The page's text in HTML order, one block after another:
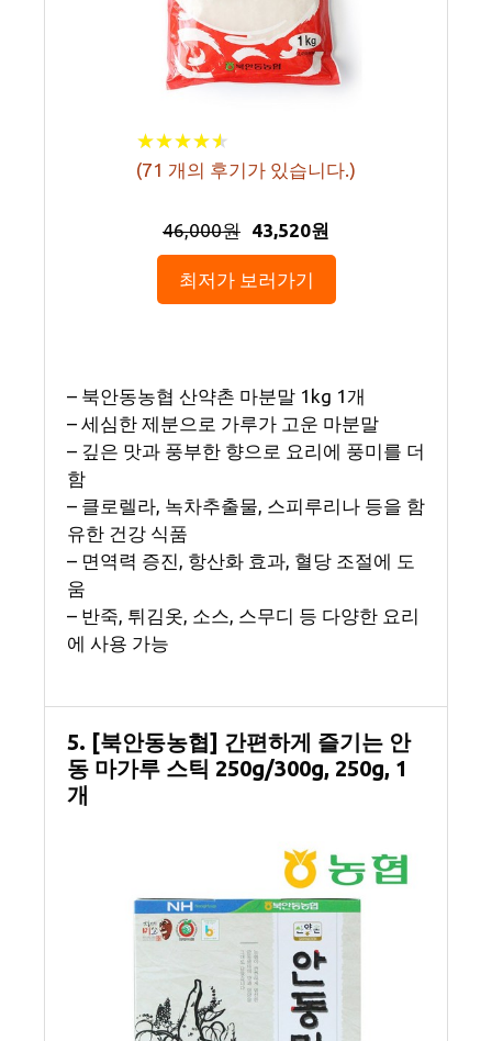
★★★★★
★★★★★
(71 개의 후기가 있습니다.)
46,000원 43,520원
최저가 보러가기
– 북안동농협 산약촌 마분말 1kg 1개
– 세심한 제분으로 가루가 고운 마분말
– 깊은 맛과 풍부한 향으로 요리에 풍미를 더
함
– 클로렐라, 녹차추출물, 스피루리나 등을 함
유한 건강 식품
– 면역력 증진, 항산화 효과, 혈당 조절에 도
움
– 반죽, 튀김옷, 소스, 스무디 등 다양한 요리
에 사용 가능
5. [북안동농협] 간편하게 즐기는 안
동 마가루 스틱 250g/300g, 250g, 1
개